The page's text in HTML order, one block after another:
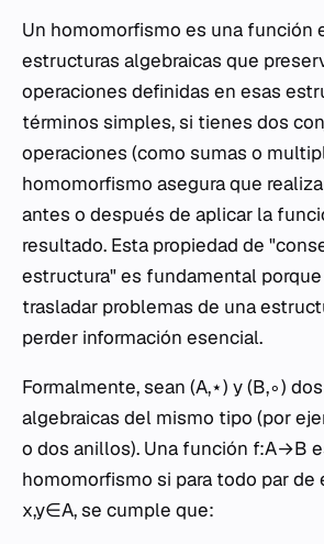
Un homomorfismo es una función
estructuras algebraicas que
operaciones definidas en esas
términos simples, si tienes dos
operaciones (como sumas o
homomorfismo asegura que
antes o después de aplicar la
resultado. Esta propiedad de
estructura" es fundamental
trasladar problemas de una
perder información esencial.
Formalmente, sean (A,⋆) y (B,∘)
algebraicas del mismo tipo (por
o dos anillos). Una función f:A→B
homomorfismo si para todo par de
x,y∈A, se cumple que: